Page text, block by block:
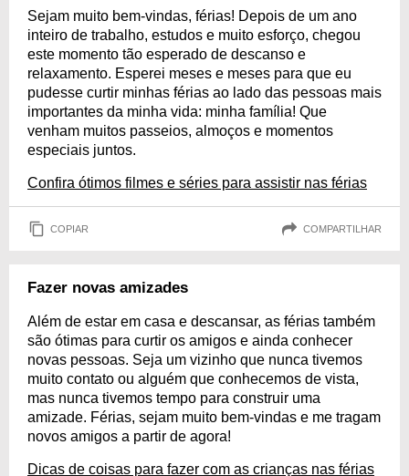
Sejam muito bem-vindas, férias! Depois de um ano
inteiro de trabalho, estudos e muito esforço, chegou
este momento tão esperado de descanso e
relaxamento. Esperei meses e meses para que eu
pudesse curtir minhas férias ao lado das pessoas mais
importantes da minha vida: minha família! Que
venham muitos passeios, almoços e momentos
especiais juntos.
Confira ótimos filmes e séries para assistir nas férias
COPIAR COMPARTILHAR
Fazer novas amizades
Além de estar em casa e descansar, as férias também
são ótimas para curtir os amigos e ainda conhecer
novas pessoas. Seja um vizinho que nunca tivemos
muito contato ou alguém que conhecemos de vista,
mas nunca tivemos tempo para construir uma
amizade. Férias, sejam muito bem-vindas e me tragam
novos amigos a partir de agora!
Dicas de coisas para fazer com as crianças nas férias